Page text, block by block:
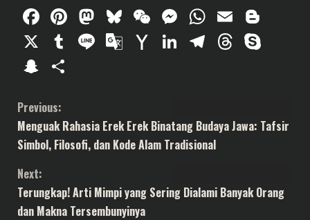
Facebook
Pinterest
Mastodon
Bluesky
WeChat
Messenger
Email
X
Tumblr
LineGoogle
YahooLinkedIn
Telegram
Snapchat
C
o
n
t
Previous:
Menguak Rahasia Erek Erek Binatang Budaya Jawa: Tafsir
Simbol, Filosofi, dan Kode Alam Tradisional
Next:
Terungkap! Arti Mimpi yang Sering Dialami Banyak Orang
dan Makna Tersembunyinya